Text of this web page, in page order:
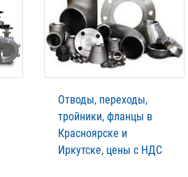
Отводы, переходы,
тройники, фланцы в
Красноярске и
Иркутске, цены с НДС